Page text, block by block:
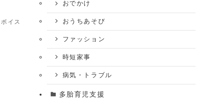
イス
おでかけ
おうちあそび
ファッション
時短家事
病気・トラブル
多胎育児支援